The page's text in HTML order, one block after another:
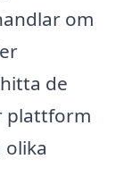
om
de
plattform